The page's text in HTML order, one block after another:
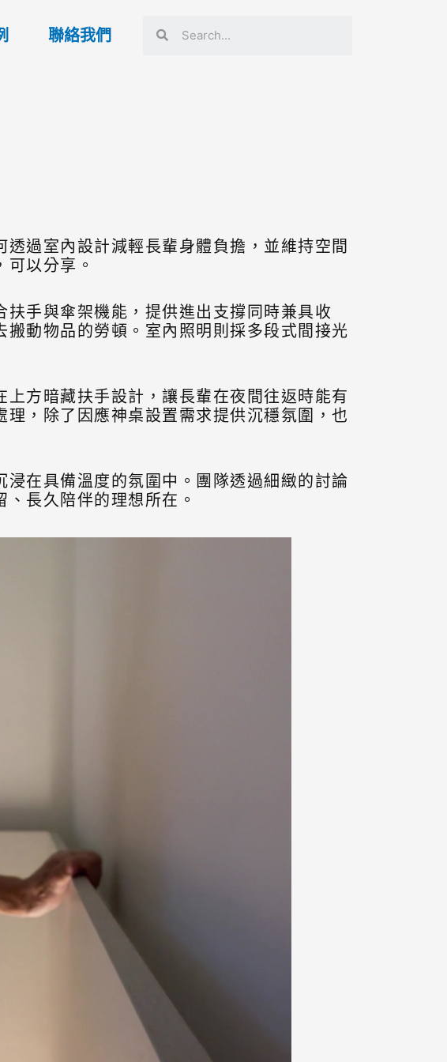
聯絡我們
過室內設計減輕長輩身體負擔，並維持空間
以分享。
手與傘架機能，提供進出支撐同時兼具收
動物品的勞頓。室內照明則採多段式間接光
方暗藏扶手設計，讓長輩在夜間往返時能有
，除了因應神桌設置需求提供沉穩氛圍，也
在具備溫度的氛圍中。團隊透過細緻的討論
長久陪伴的理想所在。